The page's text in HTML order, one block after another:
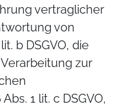
vertraglicher
von
b DSGVO, die
zur
1 lit. c DSGVO,